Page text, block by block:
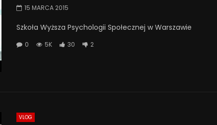
Watch Later
15 MARCA 2015
Szkoła Wyższa Psychologii Społecznej w Warszawie
0 5K 30 2
VLOG